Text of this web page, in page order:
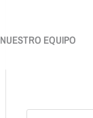
NUESTRO EQUIPO